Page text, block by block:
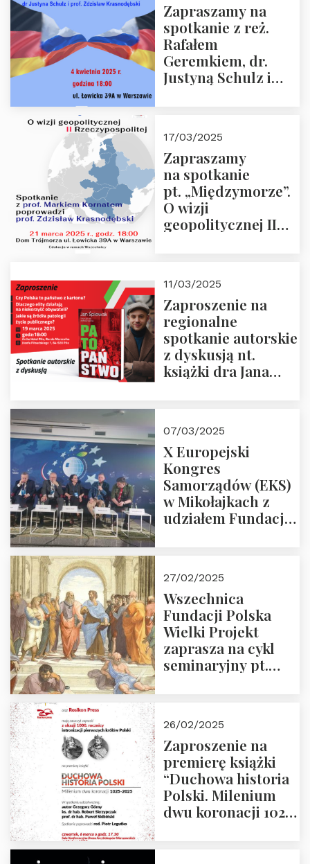
Zapraszamy na
spotkanie z reż.
Rafałem
Geremkiem, dr.
Justyną Schulz i
“Rosja-Niemcy…”
17/03/2025
Zapraszamy
na spotkanie
pt. „Międzymorze”.
O wizji
geopolitycznej II
i prof.
Krasnodębski
11/03/2025
Zaproszenie na
regionalne
spotkanie autorskie
z dyskusją nt.
książki dra Jana
07/03/2025
X Europejski
Kongres
Samorządów (EKS)
w Mikołajkach z
udziałem Fundacji
27/02/2025
Wszechnica
Fundacji Polska
Wielki Projekt
zaprasza na cykl
seminaryjny pt.
26/02/2025
Zaproszenie na
premierę książki
“Duchowa historia
Polski. Milenium
dwu koronacji 1025-